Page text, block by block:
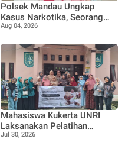
Polsek Mandau Ungkap
Kasus Narkotika, Seorang
Pria Diamankan dengan
Aug 04, 2026
Mahasiswa Kukerta UNRI
Laksanakan Pelatihan
Pemanfaatan Minyak
Jul 30, 2026